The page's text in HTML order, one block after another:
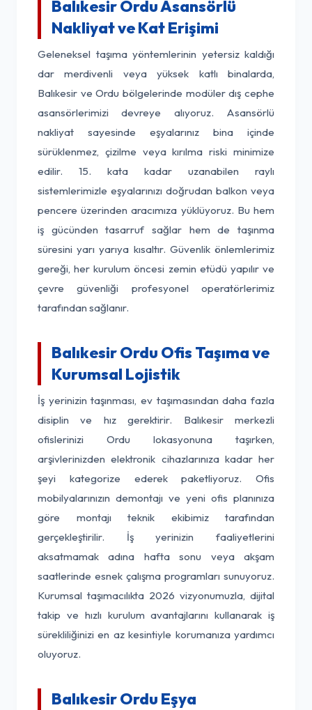
Balıkesir Ordu Asansörlü
Nakliyat ve Kat Erişimi
Geleneksel taşıma yöntemlerinin yetersiz kaldığı
dar merdivenli veya yüksek katlı binalarda,
Balıkesir ve Ordu bölgelerinde modüler dış cephe
asansörlerimizi devreye alıyoruz. Asansörlü
nakliyat sayesinde eşyalarınız bina içinde
sürüklenmez, çizilme veya kırılma riski minimize
edilir. 15. kata kadar uzanabilen raylı
sistemlerimizle eşyalarınızı doğrudan balkon veya
pencere üzerinden aracımıza yüklüyoruz. Bu hem
iş gücünden tasarruf sağlar hem de taşınma
süresini yarı yarıya kısaltır. Güvenlik önlemlerimiz
gereği, her kurulum öncesi zemin etüdü yapılır ve
çevre güvenliği profesyonel operatörlerimiz
tarafından sağlanır.
Balıkesir Ordu Ofis Taşıma ve
Kurumsal Lojistik
İş yerinizin taşınması, ev taşımasından daha fazla
disiplin ve hız gerektirir. Balıkesir merkezli
ofislerinizi Ordu lokasyonuna taşırken,
arşivlerinizden elektronik cihazlarınıza kadar her
şeyi kategorize ederek paketliyoruz. Ofis
mobilyalarınızın demontajı ve yeni ofis planınıza
göre montajı teknik ekibimiz tarafından
gerçekleştirilir. İş yerinizin faaliyetlerini
aksatmamak adına hafta sonu veya akşam
saatlerinde esnek çalışma programları sunuyoruz.
Kurumsal taşımacılıkta 2026 vizyonumuzla, dijital
takip ve hızlı kurulum avantajlarını kullanarak iş
sürekliliğinizi en az kesintiyle korumanıza yardımcı
oluyoruz.
Balıkesir Ordu Eşya